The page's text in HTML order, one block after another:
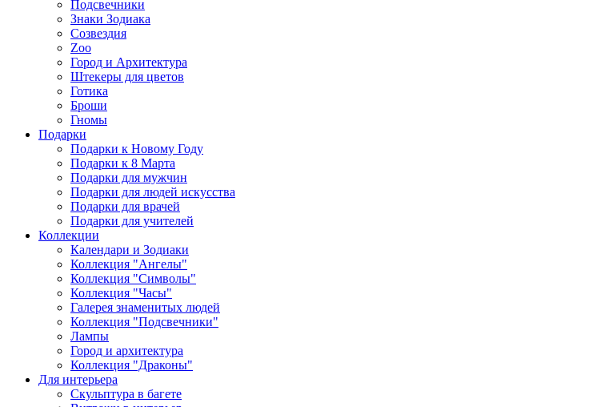
Подсвечники
Знаки Зодиака
Созвездия
Zoo
Город и Архитектура
Штекеры для цветов
Готика
Броши
Гномы
Подарки
Подарки к Новому Году
Подарки к 8 Марта
Подарки для мужчин
Подарки для людей искусства
Подарки для врачей
Подарки для учителей
Коллекции
Календари и Зодиаки
Коллекция "Ангелы"
Коллекция "Символы"
Коллекция "Часы"
Галерея знаменитых людей
Коллекция "Подсвечники"
Лампы
Город и архитектура
Коллекция "Драконы"
Для интерьера
Скульптура в багете